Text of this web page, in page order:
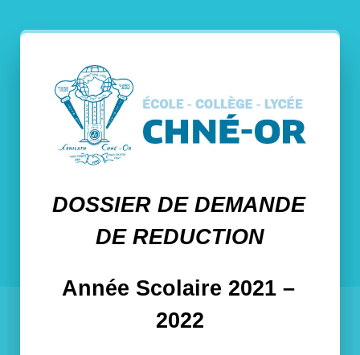
DOSSIER DE DEMANDE
DE REDUCTION
Année Scolaire 2021 –
2022